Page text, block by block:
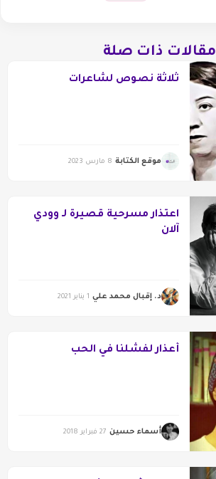
مقالات ذات صلة
ثلاثة نصوص لشاعرات
موقع الكتابة 8 مارس 2023
اعتذار مسرحية قصيرة لـ وودي
آلان
د. إقبال محمد علي 1 يناير 2021
أعذار لفشلنا في الحب
أسماء حسين 27 فبراير 2018